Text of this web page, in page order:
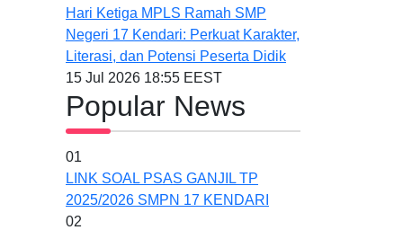
Hari Ketiga MPLS Ramah SMP
Negeri 17 Kendari: Perkuat Karakter,
Literasi, dan Potensi Peserta Didik
15 Jul 2026 18:55 EEST
Popular News
01
LINK SOAL PSAS GANJIL TP
2025/2026 SMPN 17 KENDARI
02